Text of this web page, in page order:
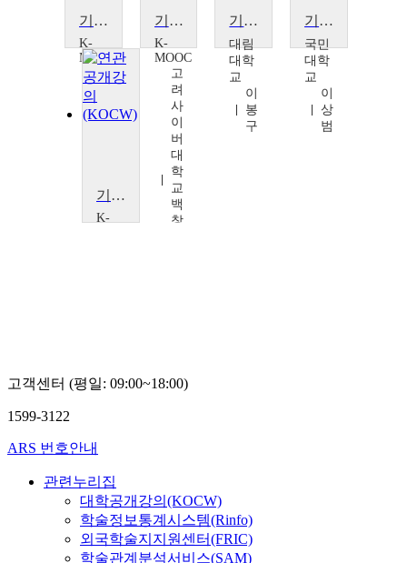
기계설비 융합안전
K-
MOOC
고
사
이
교
백
창
기계설비 융합안전
K-
MOOC
고
려
사
이
버
대
학
교
백
창
기계제도
대림
대학
교
이
봉
구
기계요소설계
국민
대학
교
이
상
범
기계설비 융합안전
K-
백
고객센터 (평일: 09:00~18:00)
1599-3122
ARS 번호안내
관련누리집
대학공개강의(KOCW)
학술정보통계시스템(Rinfo)
외국학술지지원센터(FRIC)
학술관계분석서비스(SAM)